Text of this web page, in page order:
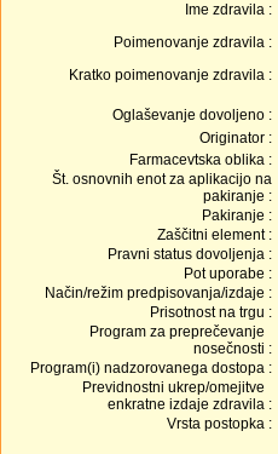
Ime zdravila :
Poimenovanje zdravila :
Kratko poimenovanje zdravila :
Oglaševanje dovoljeno :
Originator :
Farmacevtska oblika :
Št. osnovnih enot za aplikacijo na
pakiranje :
Pakiranje :
Zaščitni element :
Pravni status dovoljenja :
Pot uporabe :
Način/režim predpisovanja/izdaje :
Prisotnost na trgu :
Program za preprečevanje
nosečnosti :
Program(i) nadzorovanega dostopa :
Previdnostni ukrep/omejitve
enkratne izdaje zdravila :
Vrsta postopka :